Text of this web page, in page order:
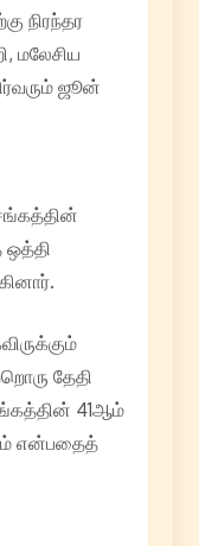
நிரந்தர
மலேசிய
ஜூன்
தேதி
41ஆம்
என்பதைத்